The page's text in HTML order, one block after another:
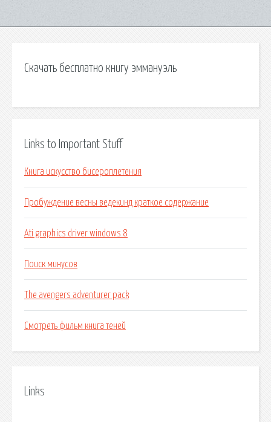
Скачать бесплатно книгу эммануэль
Links to Important Stuff
Книга искусство бисероплетения
Пробуждение весны ведекинд краткое содержание
Ati graphics driver windows 8
Поиск минусов
The avengers adventurer pack
Смотреть фильм книга теней
Links